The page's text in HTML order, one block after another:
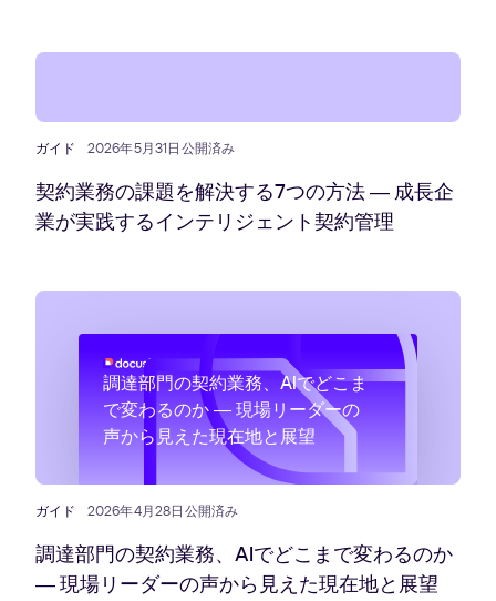
ガイド 2026年5月31日公開済み
契約業務の課題を解決する7つの方法 ― 成長企
業が実践するインテリジェント契約管理
調達部門の契約業務、AIでどこま
で変わるのか ― 現場リーダーの
声から見えた現在地と展望
ガイド 2026年4月28日公開済み
調達部門の契約業務、AIでどこまで変わるのか
― 現場リーダーの声から見えた現在地と展望